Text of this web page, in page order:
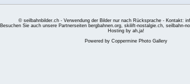
© seilbahnbilder.ch - Verwendung der Bilder nur nach Rücksprache - Kontakt:
Besuchen Sie auch unsere Partnerseiten bergbahnen.org, skilift-nostalgie.ch, seilbahn-
Hosting by ah,ja!
Powered by Coppermine Photo Gallery